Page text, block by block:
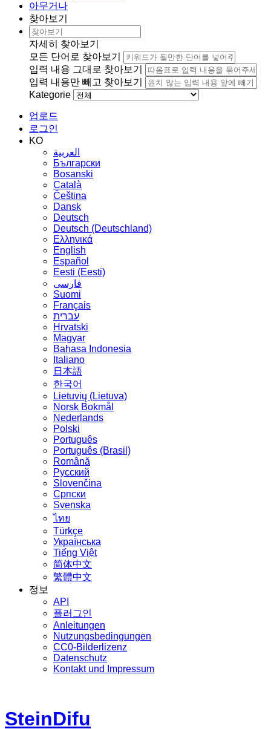
아무거나
찾아보기
자세히 찾아보기
모든 단어로 찾아보기
입력 내용 그대로 찾아보기
입력 내용만 빼고 찾아보기
Kategorie
업로드
로그인
KO
العربية
Български
Bosanski
Сatalà
Čeština
Dansk
Deutsch
Deutsch (Deutschland)
Ελληνικά
English
Español
Eesti (Eesti)
فارسی
Suomi
Français
עברית
Hrvatski
Magyar
Bahasa Indonesia
Italiano
日本語
한국어
Lietuvių (Lietuva)
‪Norsk Bokmål‬
Nederlands
Polski
Português
Português (Brasil)
Română
Русский
Slovenčina
Српски
Svenska
ไทย
Türkçe
Українська
Tiếng Việt
简体中文
繁體中文
정보
API
플러그인
Anleitungen
Nutzungsbedingungen
CC0-Bilderlizenz
Datenschutz
Kontakt und Impressum
SteinDifu